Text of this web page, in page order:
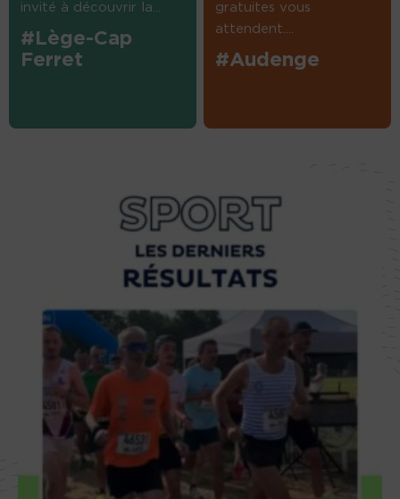
invité à découvrir la...
#Lège-Cap
Ferret
gratuites vous
attendent....
#Audenge